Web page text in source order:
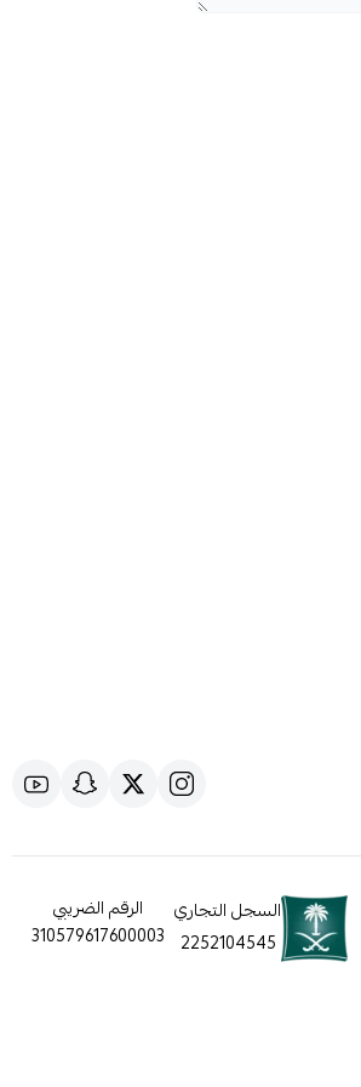
السجل التجاري
2252104545
الرقم الضريبي
310579617600003